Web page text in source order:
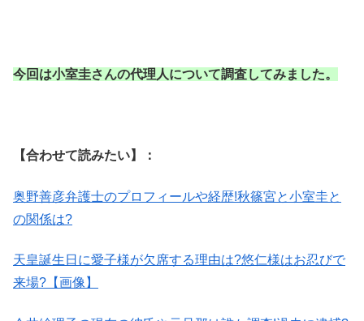
今回は小室圭さんの代理人について調査してみました。
【合わせて読みたい】：
奥野善彦弁護士のプロフィールや経歴!秋篠宮と小室圭と
の関係は?
天皇誕生日に愛子様が欠席する理由は?悠仁様はお忍びで
来場?【画像】